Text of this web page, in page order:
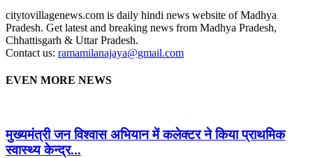
citytovillagenews.com is daily hindi news website of Madhya
Pradesh. Get latest and breaking news from Madhya Pradesh,
Chhattisgarh & Uttar Pradesh.
Contact us: ramamilanajaya@gmail.com
EVEN MORE NEWS
मुख्यमंत्री जन विश्वास अभियान में कलेक्टर ने किया प्राथमिक
स्वास्थ्य केन्द्र...